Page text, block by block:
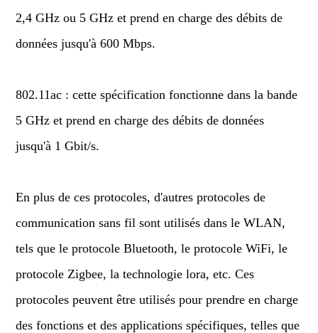
2,4 GHz ou 5 GHz et prend en charge des débits de
données jusqu'à 600 Mbps.
802.11ac : cette spécification fonctionne dans la bande
5 GHz et prend en charge des débits de données
jusqu'à 1 Gbit/s.
En plus de ces protocoles, d'autres protocoles de
communication sans fil sont utilisés dans le WLAN,
tels que le protocole Bluetooth, le protocole WiFi, le
protocole Zigbee, la technologie lora, etc. Ces
protocoles peuvent être utilisés pour prendre en charge
des fonctions et des applications spécifiques, telles que